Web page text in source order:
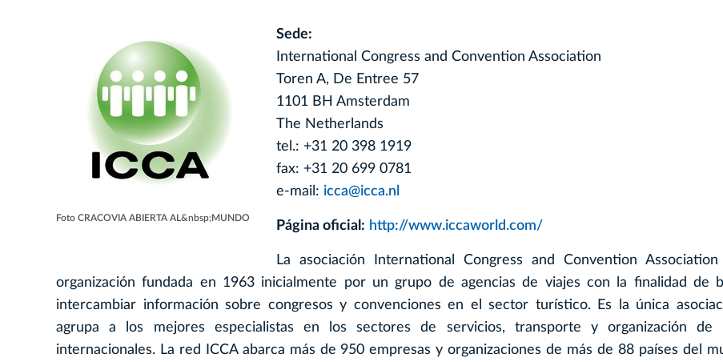
Foto CRACOVIA ABIERTA AL&nbsp;MUNDO
Sede:
International Congress and Convention Association
Toren A, De Entree 57
1101 BH Amsterdam
The Netherlands
tel.: +31 20 398 1919
fax: +31 20 699 0781
e-mail: icca@icca.nl
Página oficial: http://www.iccaworld.com/
La asociación International Congress and Convention
organización fundada en 1963 inicialmente por un grupo de agencias de viajes con la finalidad de
intercambiar información sobre congresos y convenciones en el sector turístico. Es la única
agrupa a los mejores especialistas en los sectores de servicios, transporte y organización de
internacionales. La red ICCA abarca más de 950 empresas y organizaciones de más de 88 países del